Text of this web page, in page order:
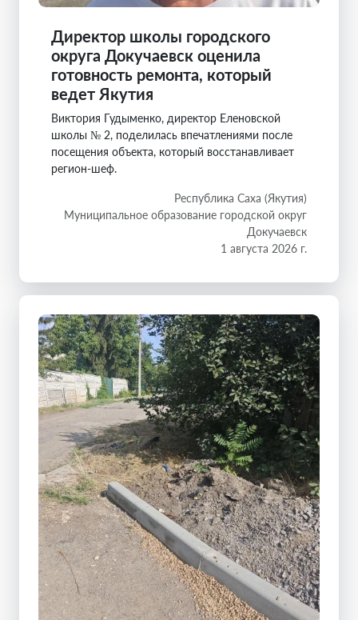
Директор школы городского
округа Докучаевск оценила
готовность ремонта, который
ведет Якутия
Виктория Гудыменко, директор Еленовской
школы № 2, поделилась впечатлениями после
посещения объекта, который восстанавливает
регион-шеф.
Республика Саха (Якутия)
Муниципальное образование городской округ
Докучаевск
1 августа 2026 г.